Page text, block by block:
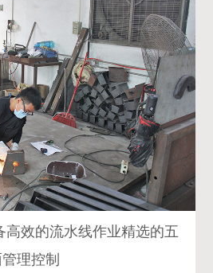
效的流水线作业精选的五
理控制